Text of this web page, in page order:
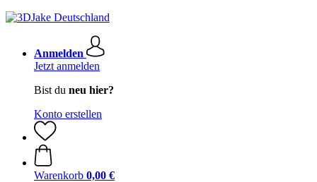
Anmelden
Jetzt anmelden
Bist du neu hier?
Konto erstellen
Warenkorb 0,00 €